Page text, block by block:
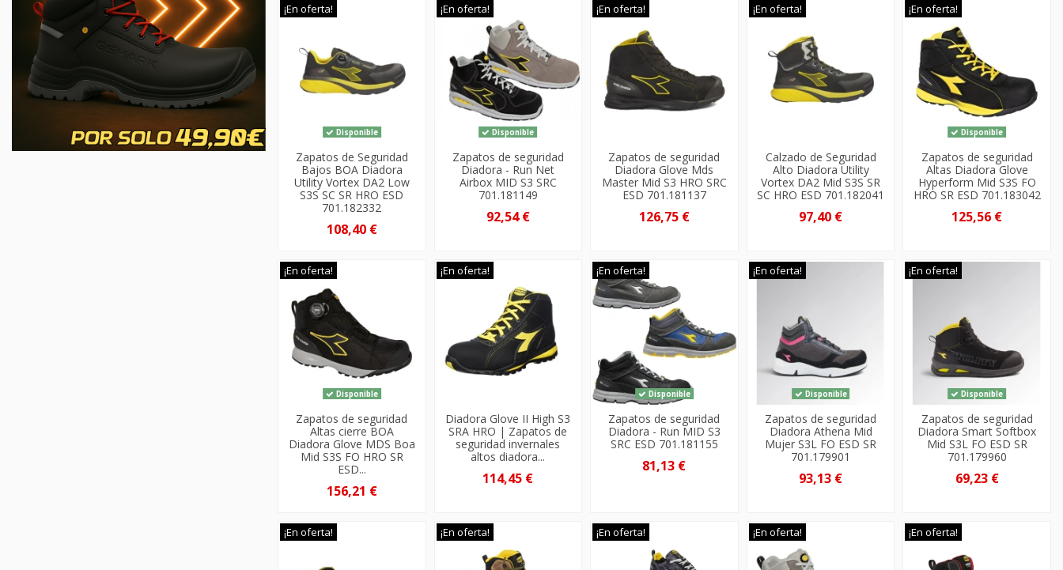
¡En oferta!
Disponible
Zapatos de Seguridad
Bajos BOA Diadora
Utility Vortex DA2 Low
S3S SC SR HRO ESD
701.182332
108,40 €
¡En oferta!
Disponible
Zapatos de seguridad
Diadora - Run Net
Airbox MID S3 SRC
701.181149
92,54 €
¡En oferta!
Zapatos de seguridad
Diadora Glove Mds
Master Mid S3 HRO SRC
ESD 701.181137
126,75 €
¡En oferta!
Calzado de Seguridad
Alto Diadora Utility
Vortex DA2 Mid S3S SR
SC HRO ESD 701.182041
97,40 €
¡En oferta!
Disponible
Zapatos de seguridad
Altas Diadora Glove
Hyperform Mid S3S FO
HRO SR ESD 701.183042
125,56 €
¡En oferta!
Disponible
Zapatos de seguridad
Altas cierre BOA
Diadora Glove MDS Boa
Mid S3S FO HRO SR
ESD...
156,21 €
¡En oferta!
Diadora Glove II High S3
SRA HRO | Zapatos de
seguridad invernales
altos diadora...
114,45 €
¡En oferta!
Disponible
Zapatos de seguridad
Diadora - Run MID S3
SRC ESD 701.181155
81,13 €
¡En oferta!
Disponible
Zapatos de seguridad
Diadora Athena Mid
Mujer S3L FO ESD SR
701.179901
93,13 €
¡En oferta!
Disponible
Zapatos de seguridad
Diadora Smart Softbox
Mid S3L FO ESD SR
701.179960
69,23 €
¡En oferta! ¡En oferta! ¡En oferta! ¡En oferta! ¡En oferta!